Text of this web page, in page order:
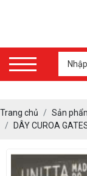
Trang chủ Sản
DÂY CUROA